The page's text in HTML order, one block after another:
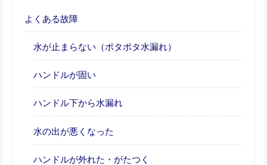
よくある故障
水が止まらない（ポタポタ水漏れ）
ハンドルが固い
ハンドル下から水漏れ
水の出が悪くなった
ハンドルが外れた・がたつく